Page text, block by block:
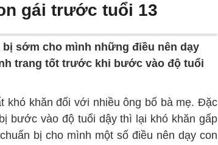
gái trước tuổi 13
bị sớm cho mình những điều nên dạy
trang tốt trước khi bước vào độ tuổi
khó khăn đối với nhiều ông bố bà mẹ. Đặc
bước vào độ tuổi dậy thì lại khó khăn gấp
bị cho mình một số điều nên dạy con